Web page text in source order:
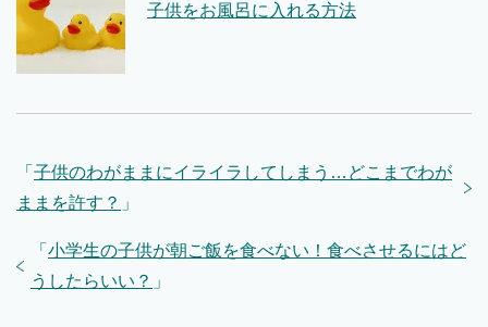
子供をお風呂に入れる方法
「 子供のわがままにイライラしてしまう…どこまでわが
ままを許す？ 」
「 小学生の子供が朝ご飯を食べない！食べさせるにはど
うしたらいい？ 」